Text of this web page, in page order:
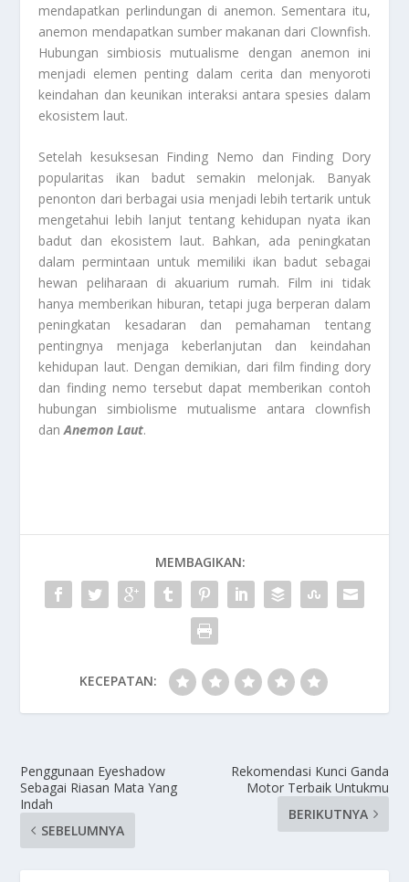
mendapatkan perlindungan di anemon. Sementara itu,
anemon mendapatkan sumber makanan dari Clownfish.
Hubungan simbiosis mutualisme dengan anemon ini
menjadi elemen penting dalam cerita dan menyoroti
keindahan dan keunikan interaksi antara spesies dalam
ekosistem laut.
Setelah kesuksesan Finding Nemo dan Finding Dory
popularitas ikan badut semakin melonjak. Banyak
penonton dari berbagai usia menjadi lebih tertarik untuk
mengetahui lebih lanjut tentang kehidupan nyata ikan
badut dan ekosistem laut. Bahkan, ada peningkatan
dalam permintaan untuk memiliki ikan badut sebagai
hewan peliharaan di akuarium rumah. Film ini tidak
hanya memberikan hiburan, tetapi juga berperan dalam
peningkatan kesadaran dan pemahaman tentang
pentingnya menjaga keberlanjutan dan keindahan
kehidupan laut. Dengan demikian, dari film finding dory
dan finding nemo tersebut dapat memberikan contoh
hubungan simbiolisme mutualisme antara clownfish
danAnemon Laut.
MEMBAGIKAN:
KECEPATAN:
Penggunaan Eyeshadow
Sebagai Riasan Mata Yang
Indah
SEBELUMNYA
Rekomendasi Kunci Ganda
Motor Terbaik Untukmu
BERIKUTNYA